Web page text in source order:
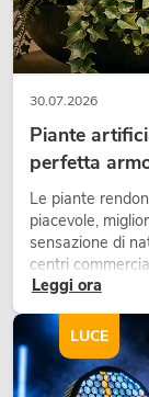
30.07.2026
Piante
perfetta
Le piante
piacevole,
sensazione di
centri
fieristici, una
integrante dei
Leggi ora
LUCE